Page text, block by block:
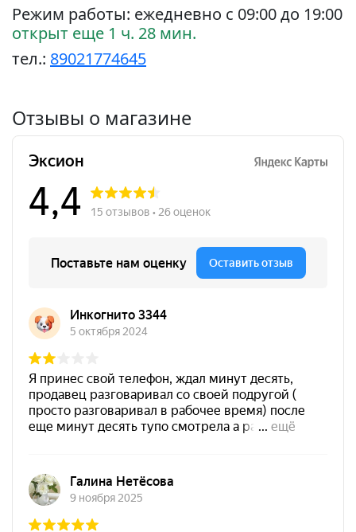
Режим работы: ежедневно с 09:00 до 19:00
открыт еще 1 ч. 28 мин.
тел.: 89021774645
Отзывы о магазине